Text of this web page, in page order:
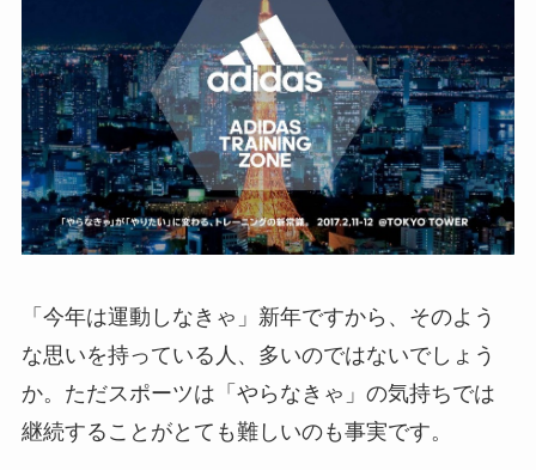
「今年は運動しなきゃ」新年ですから、そのよう
な思いを持っている人、多いのではないでしょう
か。ただスポーツは「やらなきゃ」の気持ちでは
継続することがとても難しいのも事実です。